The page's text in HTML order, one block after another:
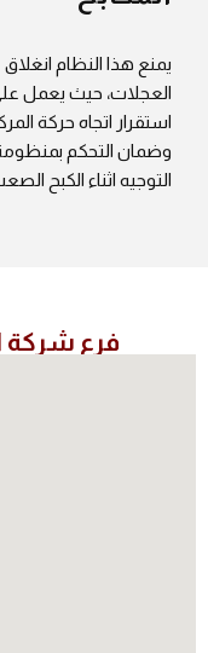
يمنع هذا النظام انغلاق
العجلات، حيث يعمل
استقرار اتجاه حركة
وضمان التحكم
التوجيه اثناء الكبح
فرع شركة